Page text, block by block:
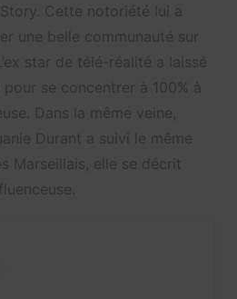
Cette notoriété lui a
une belle communauté sur
star de télé-réalité a laissé
se concentrer à 100% à
Dans la même veine,
Durant a suivi le même
Marseillais, elle se décrit